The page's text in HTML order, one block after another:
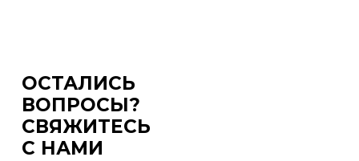
ОСТАЛИСЬ
ВОПРОСЫ?
СВЯЖИТЕСЬ
С НАМИ